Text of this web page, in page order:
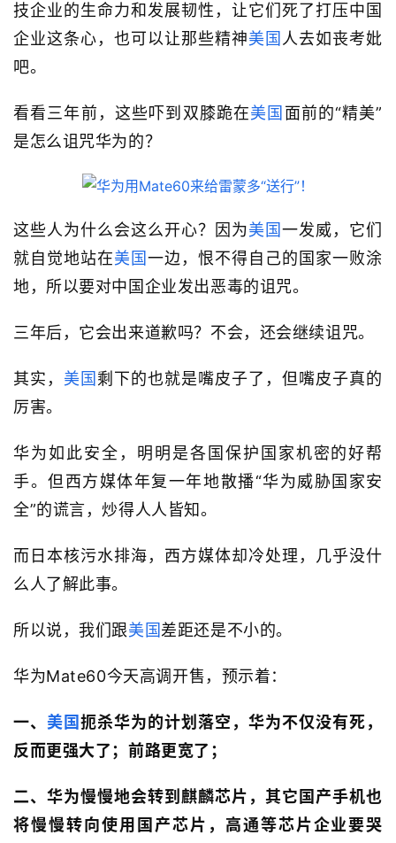
技企业的生命力和发展韧性，让它们死了打压中国
企业这条心，也可以让那些精神美国 人去如丧考妣
吧。
看看三年前，这些吓到双膝跪在美国 面前的“精美”
是怎么诅咒华为的？
这些人为什么会这么开心？因为美国一发威，它们
就自觉地站在美国一边，恨不得自己的国家一败涂
地，所以要对中国企业发出恶毒的诅咒。
三年后，它会出来道歉吗？不会，还会继续诅咒。
其实， 美国 剩下的也就是嘴皮子了，但嘴皮子真的
厉害。
华为如此安全，明明是各国保护国家机密的好帮
手。但西方媒体年复一年地散播“华为威胁国家安
全”的谎言，炒得人人皆知。
而日本核污水排海，西方媒体却冷处理，几乎没什
么人了解此事。
所以说，我们跟美国差距还是不小的。
华为Mate60今天高调开售，预示着：
一、美国扼杀华为的计划落空，华为不仅没有死，
反而更强大了；前路更宽了；
二、华为慢慢地会转到麒麟芯片，其它国产手机也
将慢慢转向使用国产芯片，高通等芯片企业要哭